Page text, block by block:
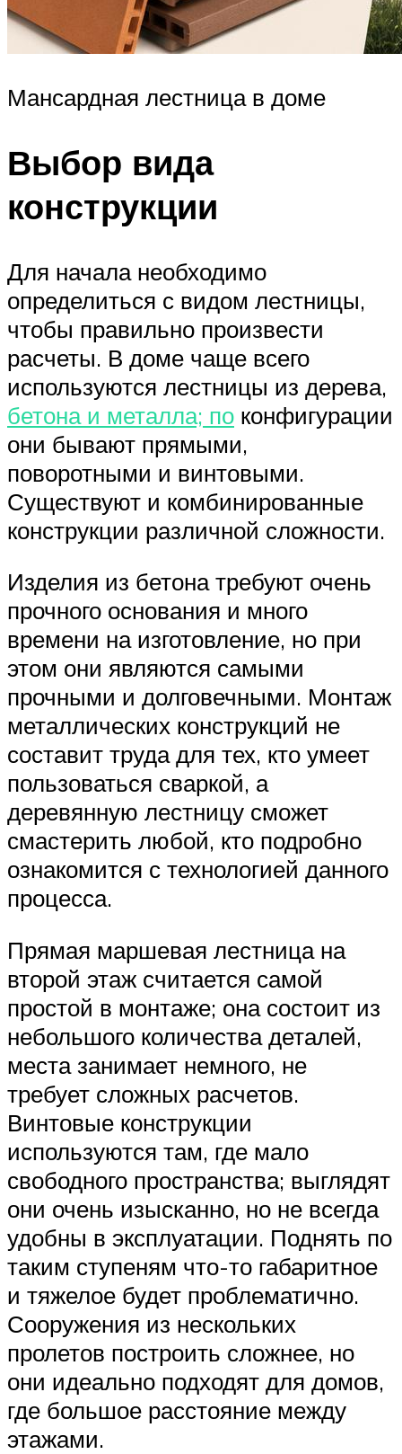
Мансардная лестница в доме
Выбор вида
конструкции
Для начала необходимо
определиться с видом лестницы,
чтобы правильно произвести
расчеты. В доме чаще всего
используются лестницы из дерева,
бетона и металла; по конфигурации
они бывают прямыми,
поворотными и винтовыми.
Существуют и комбинированные
конструкции различной сложности.
Изделия из бетона требуют очень
прочного основания и много
времени на изготовление, но при
этом они являются самыми
прочными и долговечными. Монтаж
металлических конструкций не
составит труда для тех, кто умеет
пользоваться сваркой, а
деревянную лестницу сможет
смастерить любой, кто подробно
ознакомится с технологией данного
процесса.
Прямая маршевая лестница на
второй этаж считается самой
простой в монтаже; она состоит из
небольшого количества деталей,
места занимает немного, не
требует сложных расчетов.
Винтовые конструкции
используются там, где мало
свободного пространства; выглядят
они очень изысканно, но не всегда
удобны в эксплуатации. Поднять по
таким ступеням что-то габаритное
и тяжелое будет проблематично.
Сооружения из нескольких
пролетов построить сложнее, но
они идеально подходят для домов,
где большое расстояние между
этажами.